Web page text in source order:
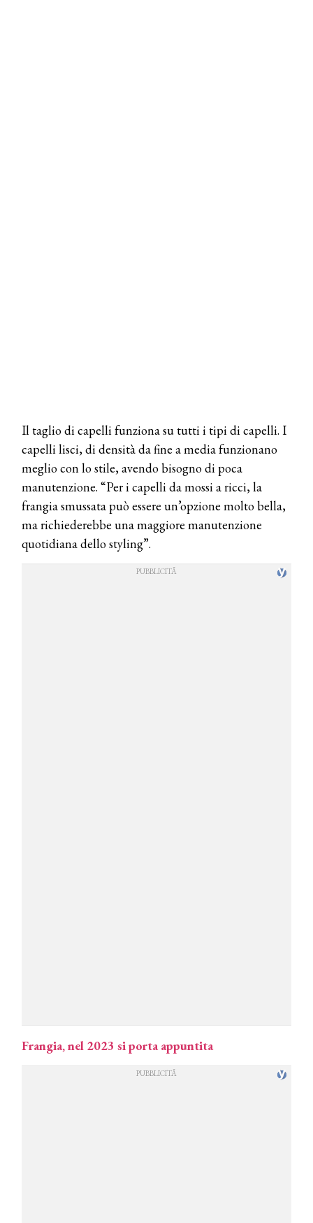
Il taglio di capelli funziona su tutti i tipi di capelli. I
capelli lisci, di densità da fine a media funzionano
meglio con lo stile, avendo bisogno di poca
manutenzione. “Per i capelli da mossi a ricci, la
frangia smussata può essere un’opzione molto bella,
ma richiederebbe una maggiore manutenzione
quotidiana dello styling”.
Frangia, nel 2023 si porta appuntita